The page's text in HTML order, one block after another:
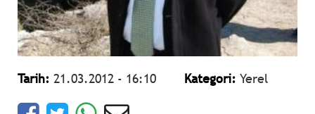
Tarih: 21.03.2012 - 16:10 Kategori: Yerel